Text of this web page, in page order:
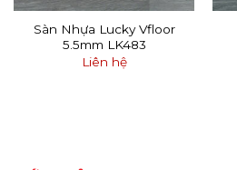
Sàn Nhựa Lucky Vfloor
5.5mm LK483
Liên hệ